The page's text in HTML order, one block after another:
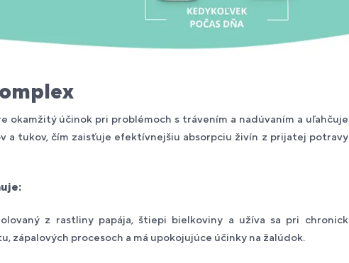
okamžitý účinok pri problémoch s trávením a nadúvaním a
a tukov, čím zaisťuje efektívnejšiu absorpciu živín z prijatej
z rastliny papája, štiepi bielkoviny a užíva sa pri
zápalových procesoch a má upokojujúce účinky na žalúdok.